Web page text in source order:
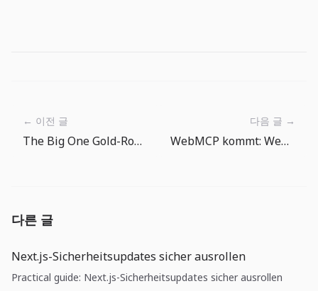
← 이전 글
The Big One Gold-Routine: Angelbelohnungen in Ausrüstungsfortschritt verwandeln
다음 글 →
WebMCP kommt: Web-UIs brauchen jetzt Verträge für Agenten
다른 글
Next.js-Sicherheitsupdates sicher ausrollen
Practical guide: Next.js-Sicherheitsupdates sicher ausrollen